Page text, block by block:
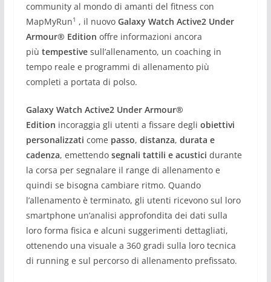
community al mondo di amanti del fitness con
MapMyRun1 , il nuovo Galaxy Watch Active2 Under
Armour® Edition offre informazioni ancora
più tempestivesull’allenamento, un coaching in
tempo reale e programmi di allenamento più
completi a portata di polso.
Galaxy Watch Active2 Under Armour®
Edition incoraggia gli utenti a fissare degli obiettivi
personalizzati come passo, distanza, durata e
cadenza, emettendo segnali tattili e acustici durante
la corsa per segnalare il range di allenamento e
quindi se bisogna cambiare ritmo. Quando
l’allenamento è terminato, gli utenti ricevono sul loro
smartphone un’analisi approfondita dei dati sulla
loro forma fisica e alcuni suggerimenti dettagliati,
ottenendo una visuale a 360 gradi sulla loro tecnica
di running e sul percorso di allenamento prefissato.